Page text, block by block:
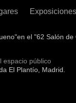
Exposiciones
el "62 Salón de
espacio público
El Plantío, Madrid.